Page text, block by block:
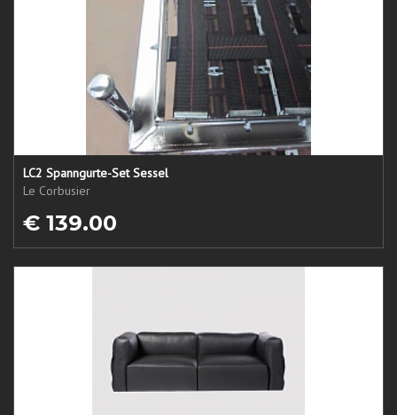
LC2 Spanngurte-Set Sessel
Le Corbusier
€ 139.00